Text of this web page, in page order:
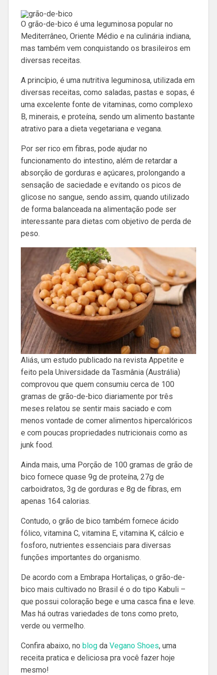
O grão-de-bico é uma leguminosa popular no
Mediterrâneo, Oriente Médio e na culinária indiana,
mas também vem conquistando os brasileiros em
diversas receitas.
A princípio, é uma nutritiva leguminosa, utilizada em
diversas receitas, como saladas, pastas e sopas, é
uma excelente fonte de vitaminas, como complexo
B, minerais, e proteína, sendo um alimento bastante
atrativo para a dieta vegetariana e vegana.
Por ser rico em fibras, pode ajudar no
funcionamento do intestino, além de retardar a
absorção de gorduras e açúcares, prolongando a
sensação de saciedade e evitando os picos de
glicose no sangue, sendo assim, quando utilizado
de forma balanceada na alimentação pode ser
interessante para dietas com objetivo de perda de
peso.
Aliás, um estudo publicado na revista Appetite e
feito pela Universidade da Tasmânia (Austrália)
comprovou que quem consumiu cerca de 100
gramas de grão-de-bico diariamente por três
meses relatou se sentir mais saciado e com
menos vontade de comer alimentos hipercalóricos
e com poucas propriedades nutricionais como as
junk food.
Ainda mais, uma Porção de 100 gramas de grão de
bico fornece quase 9g de proteína, 27g de
carboidratos, 3g de gorduras e 8g de fibras, em
apenas 164 calorias.
Contudo, o grão de bico também fornece ácido
fólico, vitamina C, vitamina E, vitamina K, cálcio e
fosforo, nutrientes essenciais para diversas
funções importantes do organismo.
De acordo com a Embrapa Hortaliças, o grão-de-
bico mais cultivado no Brasil é o do tipo Kabuli –
que possui coloração bege e uma casca fina e leve.
Mas há outras variedades de tons como preto,
verde ou vermelho.
Confira abaixo, no blogda Vegano Shoes, uma
receita pratica e deliciosa pra você fazer hoje
mesmo!